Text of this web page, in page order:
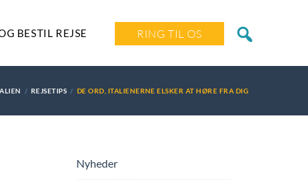
RING TIL OS
BESTIL REJSE
REJSETIPS DE ORD, ITALIENERNE ELSKER AT HØRE FRA DIG
Nyheder